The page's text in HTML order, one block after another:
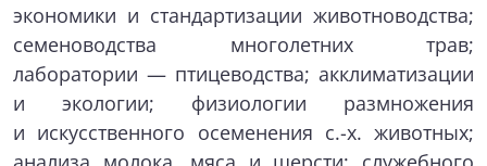
экономики и стандартизации животноводства;
семеноводства многолетних трав;
лаборатории — птицеводства; акклиматизации
и экологии; физиологии размножения
и искусственного осеменения с.-х. животных;